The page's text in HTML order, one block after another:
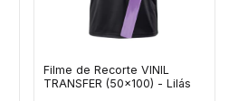
Filme de Recorte VINIL
TRANSFER (50x100) - Lilás